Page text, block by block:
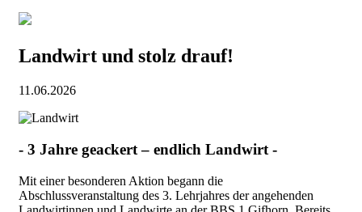
Landwirt und stolz drauf!
11.06.2026
- 3 Jahre geackert – endlich Landwirt -
Mit einer besonderen Aktion begann die
Abschlussveranstaltung des 3. Lehrjahres der angehenden